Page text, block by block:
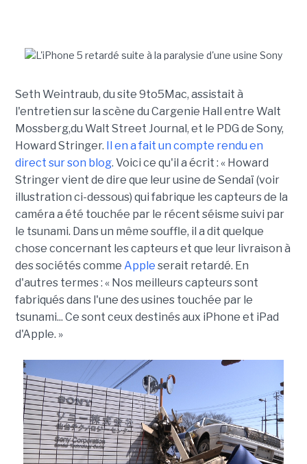
Seth Weintraub, du site 9to5Mac, assistait à
l'entretien sur la scène du Cargenie Hall entre Walt
Mossberg,du Walt Street Journal, et le PDG de Sony,
Howard Stringer. Il en a fait un compte rendu en
direct sur son blog. Voici ce qu'il a écrit : « Howard
Stringer vient de dire que leur usine de Sendaï (voir
illustration ci-dessous) qui fabrique les capteurs de la
caméra a été touchée par le récent séisme suivi par
le tsunami. Dans un même souffle, il a dit quelque
chose concernant les capteurs et que leur livraison à
des sociétés comme Apple serait retardé. En
d'autres termes : « Nos meilleurs capteurs sont
fabriqués dans l'une des usines touchée par le
tsunami... Ce sont ceux destinés aux iPhone et iPad
d'Apple. »